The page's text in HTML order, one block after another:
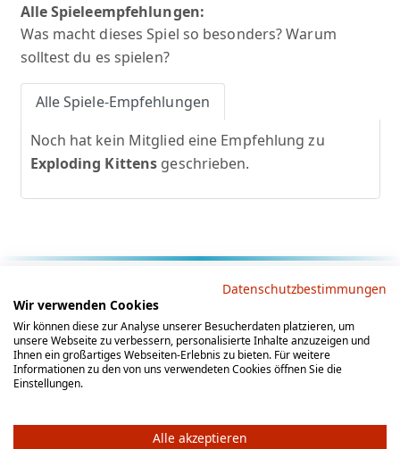
Alle Spieleempfehlungen:
Was macht dieses Spiel so besonders? Warum
solltest du es spielen?
Alle Spiele-Empfehlungen
Noch hat kein Mitglied eine Empfehlung zu
Exploding Kittens geschrieben.
AGB Datenschutz
Impressum
Social Media
Datenschutzbestimmungen
Wir verwenden Cookies
Wir können diese zur Analyse unserer Besucherdaten platzieren, um
unsere Webseite zu verbessern, personalisierte Inhalte anzuzeigen und
Ihnen ein großartiges Webseiten-Erlebnis zu bieten. Für weitere
Informationen zu den von uns verwendeten Cookies öffnen Sie die
Einstellungen.
Alle akzeptieren